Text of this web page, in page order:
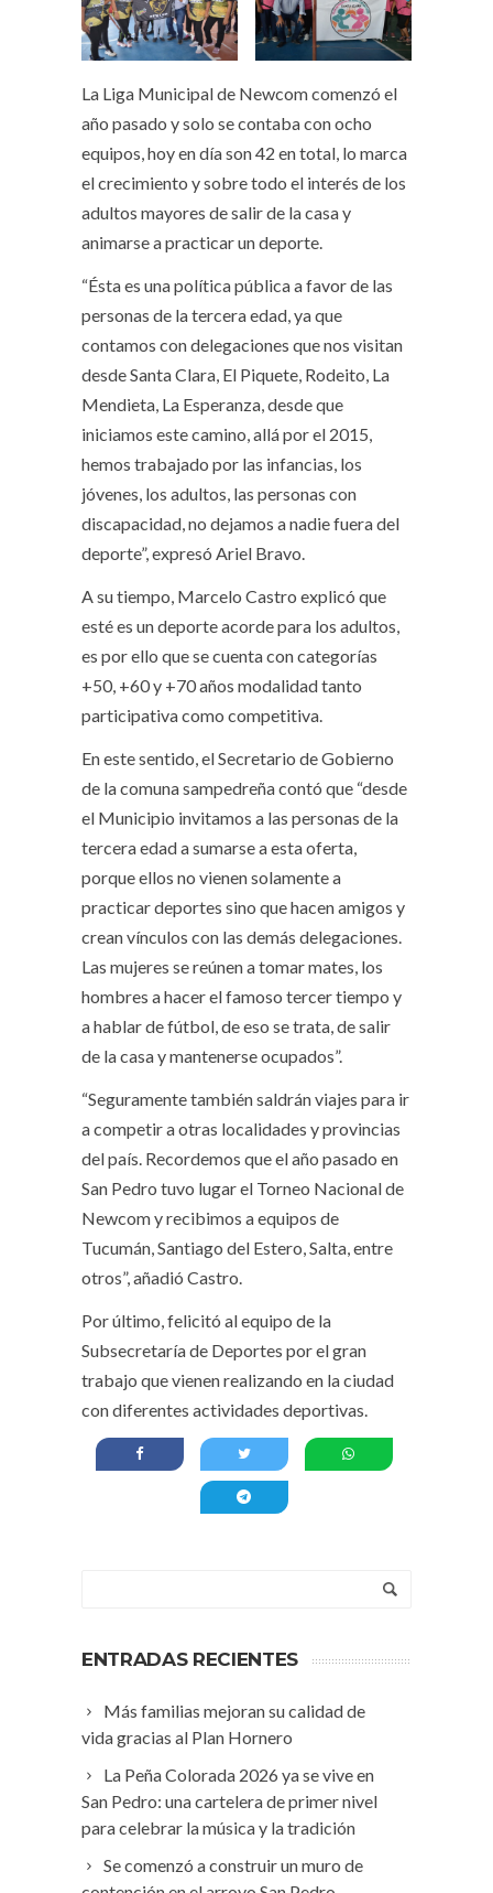
La Liga Municipal de Newcom comenzó el
año pasado y solo se contaba con ocho
equipos, hoy en día son 42 en total, lo marca
el crecimiento y sobre todo el interés de los
adultos mayores de salir de la casa y
animarse a practicar un deporte.
“Ésta es una política pública a favor de las
personas de la tercera edad, ya que
contamos con delegaciones que nos visitan
desde Santa Clara, El Piquete, Rodeito, La
Mendieta, La Esperanza, desde que
iniciamos este camino, allá por el 2015,
hemos trabajado por las infancias, los
jóvenes, los adultos, las personas con
discapacidad, no dejamos a nadie fuera del
deporte”, expresó Ariel Bravo.
A su tiempo, Marcelo Castro explicó que
esté es un deporte acorde para los adultos,
es por ello que se cuenta con categorías
+50, +60 y +70 años modalidad tanto
participativa como competitiva.
En este sentido, el Secretario de Gobierno
de la comuna sampedreña contó que “desde
el Municipio invitamos a las personas de la
tercera edad a sumarse a esta oferta,
porque ellos no vienen solamente a
practicar deportes sino que hacen amigos y
crean vínculos con las demás delegaciones.
Las mujeres se reúnen a tomar mates, los
hombres a hacer el famoso tercer tiempo y
a hablar de fútbol, de eso se trata, de salir
de la casa y mantenerse ocupados”.
“Seguramente también saldrán viajes para ir
a competir a otras localidades y provincias
del país. Recordemos que el año pasado en
San Pedro tuvo lugar el Torneo Nacional de
Newcom y recibimos a equipos de
Tucumán, Santiago del Estero, Salta, entre
otros”, añadió Castro.
Por último, felicitó al equipo de la
Subsecretaría de Deportes por el gran
trabajo que vienen realizando en la ciudad
con diferentes actividades deportivas.
ENTRADAS RECIENTES
Más familias mejoran su calidad de
vida gracias al Plan Hornero
La Peña Colorada 2026 ya se vive en
San Pedro: una cartelera de primer nivel
para celebrar la música y la tradición
Se comenzó a construir un muro de